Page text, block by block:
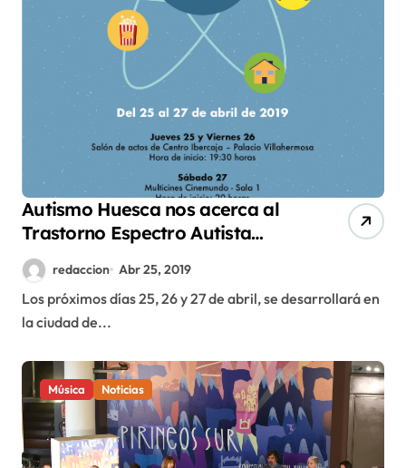
Autismo Huesca nos acerca al
Trastorno Espectro Autista
desde el cine
redaccion Abr 25, 2019
Los próximos días 25, 26 y 27 de abril, se desarrollará en
la ciudad de...
Música Noticias